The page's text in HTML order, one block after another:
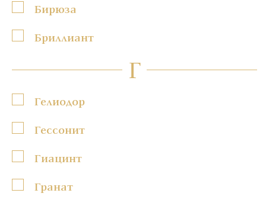
Бирюза
Бриллиант
Г
Гелиодор
Гессонит
Гиацинт
Гранат